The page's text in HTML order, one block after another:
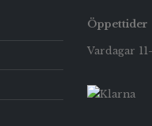
Öppettider
Vardagar